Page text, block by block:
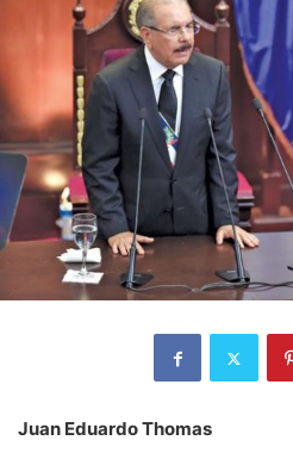
Juan Eduardo Thomas